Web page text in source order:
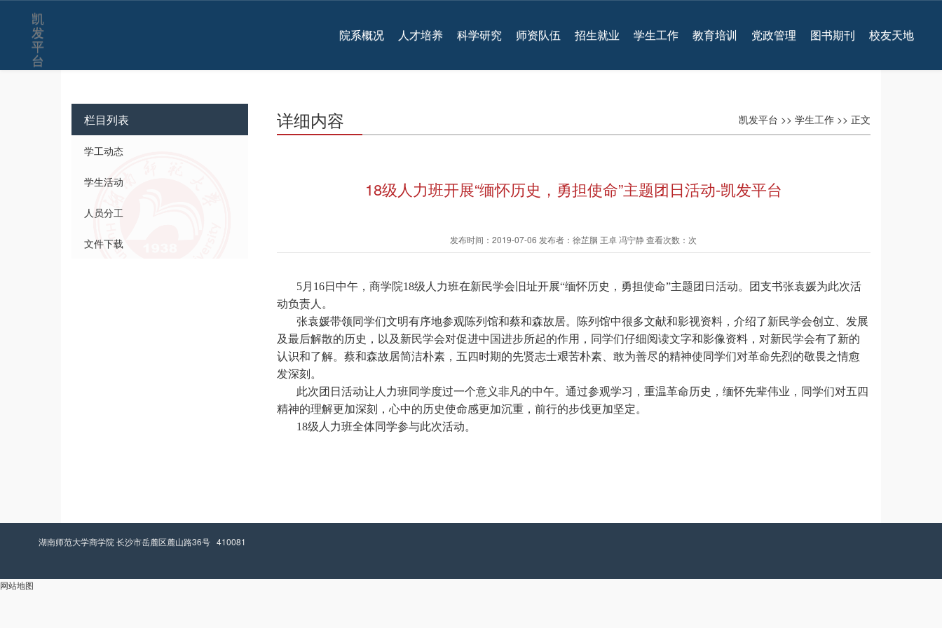
凯
发
平
台
院系概况 人才培养 科学研究 师资队伍 招生就业 学生工作 教育培训 党政管理 图书期刊 校友天地
栏目列表
学工动态
学生活动
人员分工
文件下载
凯发平台 >> 学生工作 >> 正文
详细内容
18级人力班开展“缅怀历史，勇担使命”主题团日活动-凯发平台
发布时间：2019-07-06 发布者：徐芷胭 王卓 冯宁静 查看次数：次
5月16日中午，商学院18级人力班在新民学会旧址开展“缅怀历史，勇担使命”主题团日活动。团支书张袁媛为此次活
动负责人。
张袁媛带领同学们文明有序地参观陈列馆和蔡和森故居。陈列馆中很多文献和影视资料，介绍了新民学会创立、发展
及最后解散的历史，以及新民学会对促进中国进步所起的作用，同学们仔细阅读文字和影像资料，对新民学会有了新的
认识和了解。蔡和森故居简洁朴素，五四时期的先贤志士艰苦朴素、敢为善尽的精神使同学们对革命先烈的敬畏之情愈
发深刻。
此次团日活动让人力班同学度过一个意义非凡的中午。通过参观学习，重温革命历史，缅怀先辈伟业，同学们对五四
精神的理解更加深刻，心中的历史使命感更加沉重，前行的步伐更加坚定。
18级人力班全体同学参与此次活动。
湖南师范大学商学院 长沙市岳麓区麓山路36号 410081
网站地图